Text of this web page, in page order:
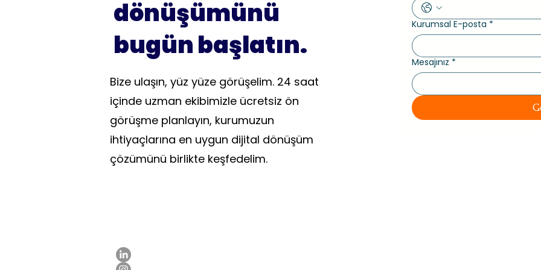
dönüşümünü
bugün başlatın.
Bize ulaşın, yüz yüze görüşelim. 24 saat
içinde uzman ekibimizle ücretsiz ön
görüşme planlayın, kurumuzun
ihtiyaçlarına en uygun dijital dönüşüm
çözümünü birlikte keşfedelim.
Kurumsal E-posta *
Mesajınız *